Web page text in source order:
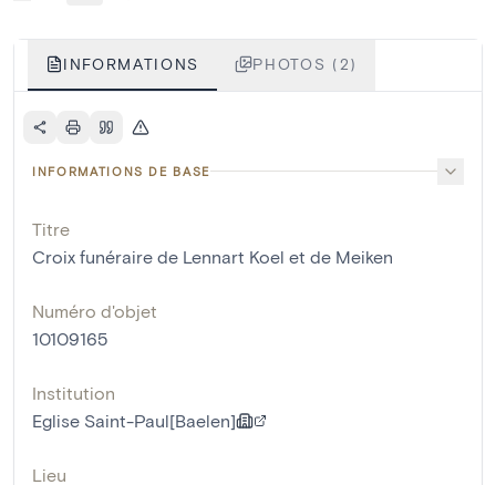
INFORMATIONS PHOTOS (2)
INFORMATIONS DE BASE
Titre
Croix funéraire de Lennart Koel et de Meiken
Numéro d'objet
10109165
Institution
Eglise Saint-Paul[Baelen]
Lieu